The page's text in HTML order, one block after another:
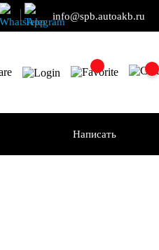
info@spb.autoakb.ru
Написать